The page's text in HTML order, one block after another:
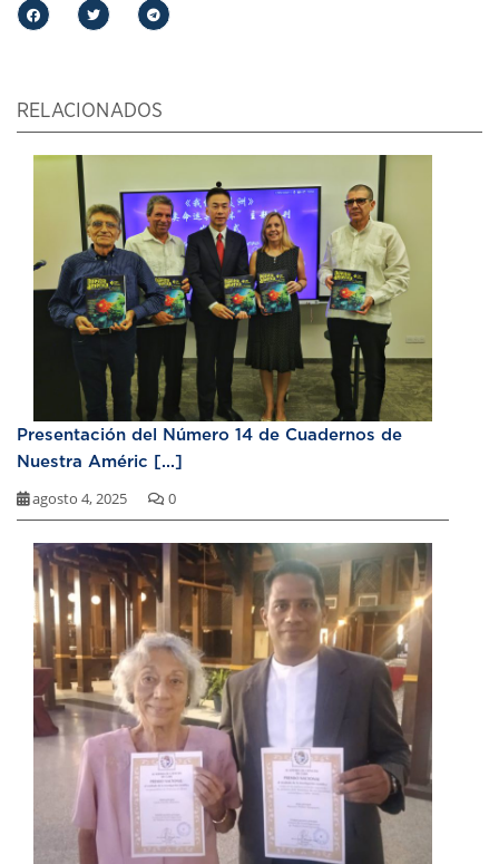
RELACIONADOS
Presentación del Número 14 de Cuadernos de
Nuestra Améric [...]
agosto 4, 2025 0